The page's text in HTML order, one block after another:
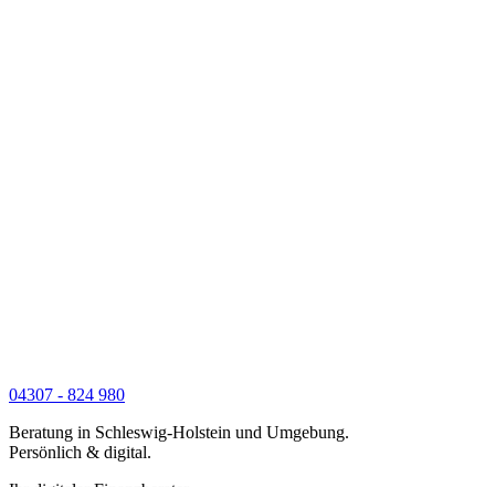
04307 - 824 980
Beratung in Schleswig-Holstein und Umgebung.
Persönlich & digital.